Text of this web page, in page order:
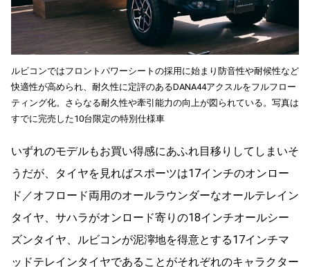
ルビコンではフロントパワーシートの採用に始まり防音性や耐候性など
快適性が高められ、耐久性に定評のあるDANA44アクスルをフルフロー
ティング化。さらなる耐久性や牽引能力の向上が図られている。写真は
すでに完売した10台限定の特別仕様車
いずれのモデルもお買い得感にあふれ目移りしてしまいそ
うだが、タイヤを見ればスポーツは17インチのオンロー
ド／オフロード両用のオールラウンダーなオールテレイン
タイヤ、サハラがオンロード寄りの18インチオールシー
ズンタイヤ、ルビコンが泥濘地を得意とする17インチマ
ッドテレインタイヤであることがそれぞれのキャラクター